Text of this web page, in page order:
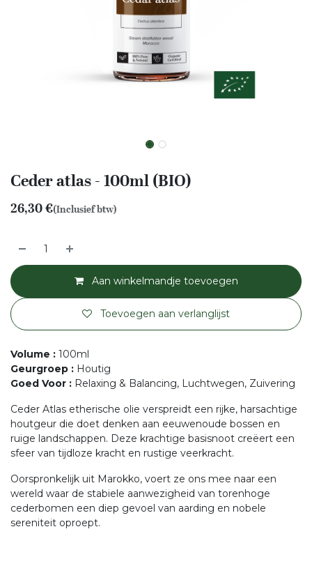
Ceder atlas - 100ml (BIO)
26,30€(Inclusief btw)
Aan winkelmandje toevoegen
Toevoegen aan verlanglijst
Volume : 100ml
Geurgroep : Houtig
Goed Voor : Relaxing & Balancing, Luchtwegen, Zuivering
Ceder Atlas etherische olie verspreidt een rijke, harsachtige
houtgeur die doet denken aan eeuwenoude bossen en
ruige landschappen. Deze krachtige basisnoot creëert een
sfeer van tijdloze kracht en rustige veerkracht.
Oorspronkelijk uit Marokko, voert ze ons mee naar een
wereld waar de stabiele aanwezigheid van torenhoge
cederbomen een diep gevoel van aarding en nobele
sereniteit oproept.